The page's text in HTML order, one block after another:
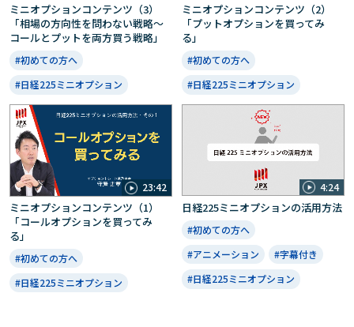
ミニオプションコンテンツ（3）
「相場の方向性を問わない戦略～
コールとプットを両方買う戦略」
#初めての方へ
#日経225ミニオプション
ミニオプションコンテンツ（2）
「プットオプションを買ってみ
る」
#初めての方へ
#日経225ミニオプション
23:42
ミニオプションコンテンツ（1）
「コールオプションを買ってみ
る」
#初めての方へ
#日経225ミニオプション
4:24
日経225ミニオプションの活用方法
#初めての方へ
#アニメーション
#字幕付き
#日経225ミニオプション